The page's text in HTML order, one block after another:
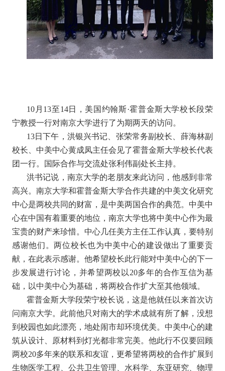
10月13至14日，美国约翰斯·霍普金斯大学校长段荣
宁教授一行对南京大学进行了为期两天的访问。
13日下午，洪银兴书记、张荣常务副校长、薛海林副
校长、中美中心黄成凤主任会见了霍普金斯大学校长代表
团一行。国际合作与交流处张利伟副处长主持。
洪书记说，南京大学的老朋友来此访问，他感到非常
高兴。南京大学和霍普金斯大学合作共建的中美文化研究
中心是两校共同的财富，是中美两国合作的典范。中美中
心在中国有着重要的地位，南京大学也将中美中心作为最
宝贵的财产来珍惜。中心几任美方主任工作认真，要特别
感谢他们。两位校长也为中美中心的建设做出了重要贡
献，在此表示感谢。他希望校长此行能对中美中心的下一
步发展进行讨论，并希望两校以20多年的合作互信为基
础，以中美中心为基础，将两校合作扩大至其他领域。
霍普金斯大学段荣宁校长说，这是他就任以来首次访
问南京大学。此前他只对南大的学术成就有所了解，没想
到校园也如此漂亮，地处闹市却环境优美。中美中心的建
筑从设计、原材料到灯光都非常完美。他此行不仅要回顾
两校20多年来的联系和友谊，更希望将两校的合作扩展到
生物医学工程、公共卫生管理、水科学、东亚研究、物理